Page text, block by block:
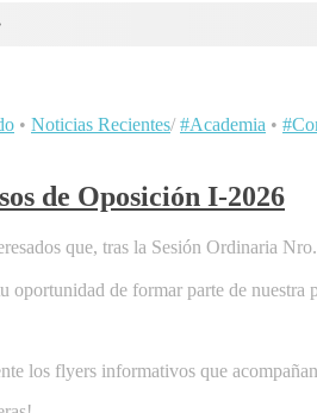
• Noticias Recientes/ #Academia •
de Oposición I-2026
que, tras la Sesión Ordinaria
oportunidad de formar parte de nuestra
los flyers informativos que